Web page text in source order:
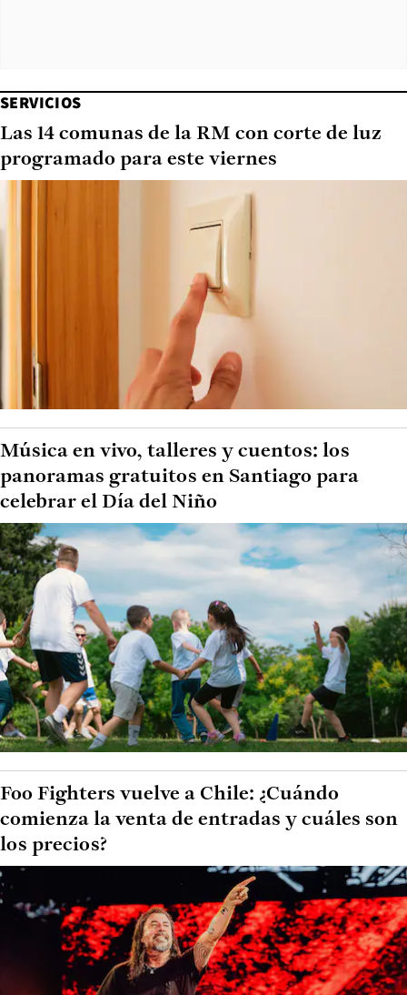
SERVICIOS
Las 14 comunas de la RM con corte de luz
programado para este viernes
Música en vivo, talleres y cuentos: los
panoramas gratuitos en Santiago para
celebrar el Día del Niño
Foo Fighters vuelve a Chile: ¿Cuándo
comienza la venta de entradas y cuáles son
los precios?